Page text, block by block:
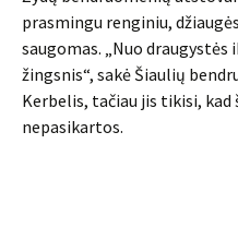
prasmingu renginiu,
saugomas. „Nuo draugystės
žingsnis“, sakė Šiaulių
Kerbelis, tačiau jis tikisi,
nepasikartos.